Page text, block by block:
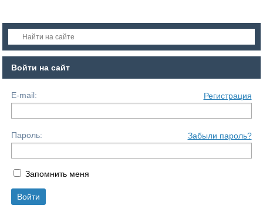
Войти на сайт
E-mail: Регистрация
Пароль: Забыли пароль?
Запомнить меня